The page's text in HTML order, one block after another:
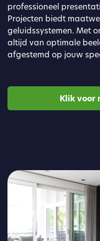
professioneel
Projecten biedt
geluidssystemen. Met
altijd van optimale
afgestemd op jouw
Klik voor